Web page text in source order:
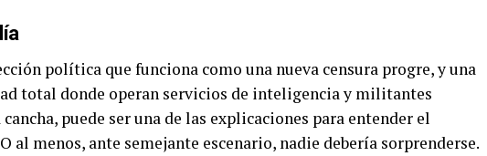
política que funciona como una nueva censura progre, y una
total donde operan servicios de inteligencia y militantes
puede ser una de las explicaciones para entender el
al menos, ante semejante escenario, nadie debería sorprenderse.